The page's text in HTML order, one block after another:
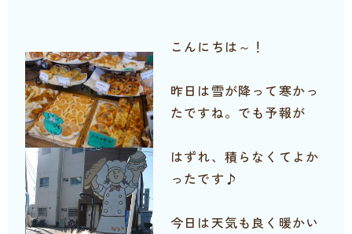
こんにちは～！
昨日は雪が降って寒かっ
たですね。でも予報が
はずれ、積らなくてよか
ったです♪
今日は天気も良く暖かい